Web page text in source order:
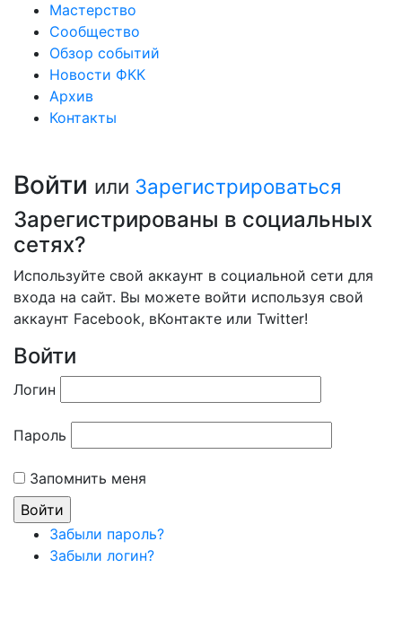
Мастерство
Сообщество
Обзор событий
Новости ФКК
Архив
Контакты
Войти или Зарегистрироваться
Зарегистрированы в социальных
сетях?
Используйте свой аккаунт в социальной сети для
входа на сайт. Вы можете войти используя свой
аккаунт Facebook, вКонтакте или Twitter!
Войти
Логин
Пароль
Запомнить меня
Забыли пароль?
Забыли логин?